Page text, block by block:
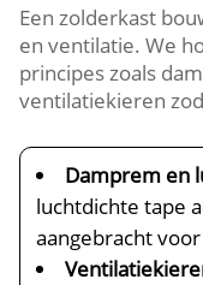
Een zolderkast
en ventilatie.​ We
principes zoals
ventilatiekieren
Damprem en
luchtdichte tape
aangebracht